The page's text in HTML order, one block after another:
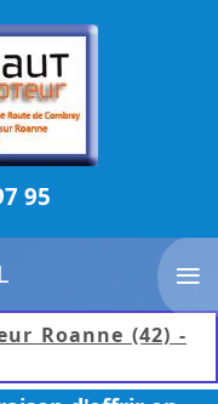
95
≡
Roanne (42) -